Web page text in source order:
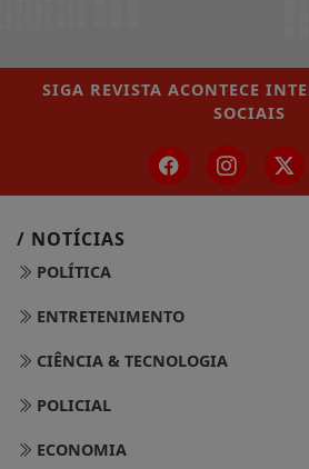
SIGA REVISTA ACONTECE
SOCIAIS
/ NOTÍCIAS
POLÍTICA
ENTRETENIMENTO
CIÊNCIA & TECNOLOGIA
POLICIAL
ECONOMIA